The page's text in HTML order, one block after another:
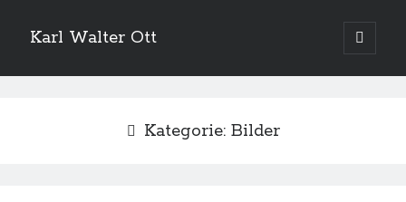
Karl Walter Ott
open
primary
Kategorie: Bilder